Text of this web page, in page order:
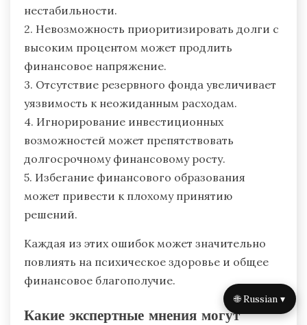
нестабильности.
2. Невозможность приоритизировать долги с
высоким процентом может продлить
финансовое напряжение.
3. Отсутствие резервного фонда увеличивает
уязвимость к неожиданным расходам.
4. Игнорирование инвестиционных
возможностей может препятствовать
долгосрочному финансовому росту.
5. Избегание финансового образования
может привести к плохому принятию
решений.
Каждая из этих ошибок может значительно
повлиять на психическое здоровье и общее
финансовое благополучие.
Какие экспертные мнения могут
🌐 Russian ▾